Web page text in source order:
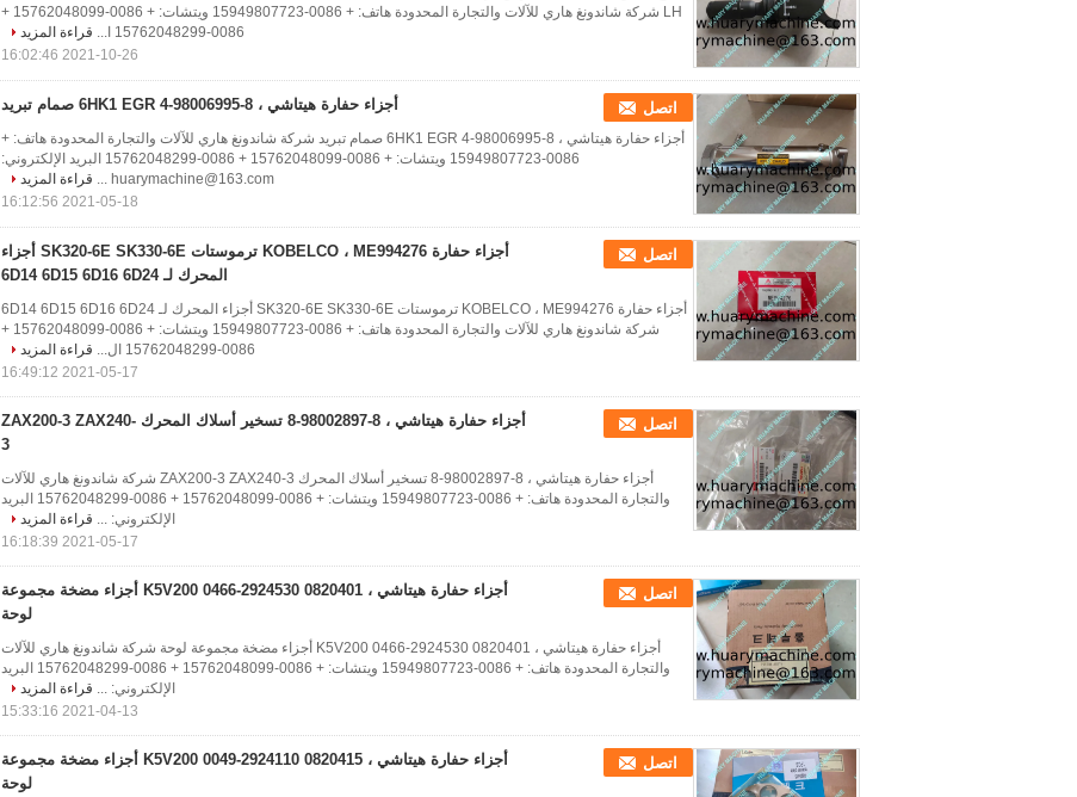
LH شركة شاندونغ هاري للآلات والتجارة المحدودة هاتف: + 0086-15949807723 ويتشات: + 0086-15762048099 +
0086-15762048299 ا...
قراءة المزيد
2021-10-26 16:02:46
أجزاء حفارة هيتاشي ، 8-98006995-4 6HK1 EGR صمام تبريد اتصل
أجزاء حفارة هيتاشي ، 8-98006995-4 6HK1 EGR صمام تبريد شركة شاندونغ هاري للآلات والتجارة المحدودة هاتف: +
0086-15949807723 ويتشات: + 0086-15762048099 + 0086-15762048299 البريد الإلكتروني:
huarymachine@163.com ...
قراءة المزيد
2021-05-18 16:12:56
أجزاء حفارة KOBELCO ، ME994276 ترموستات SK320-6E SK330-6E أجزاء
المحرك لـ 6D14 6D15 6D16 6D24
اتصل
أجزاء حفارة KOBELCO ، ME994276 ترموستات SK320-6E SK330-6E أجزاء المحرك لـ 6D14 6D15 6D16 6D24
شركة شاندونغ هاري للآلات والتجارة المحدودة هاتف: + 0086-15949807723 ويتشات: + 0086-15762048099 +
0086-15762048299 ال...
قراءة المزيد
2021-05-17 16:49:12
أجزاء حفارة هيتاشي ، 8-98002897-8 تسخير أسلاك المحرك ZAX200-3 ZAX240-
3
اتصل
أجزاء حفارة هيتاشي ، 8-98002897-8 تسخير أسلاك المحرك ZAX200-3 ZAX240-3 شركة شاندونغ هاري للآلات
والتجارة المحدودة هاتف: + 0086-15949807723 ويتشات: + 0086-15762048099 + 0086-15762048299 البريد
الإلكتروني: ... قراءة المزيد
2021-05-17 16:18:39
أجزاء حفارة هيتاشي ، 0820401 2924530-0466 K5V200 أجزاء مضخة مجموعة
لوحة
اتصل
أجزاء حفارة هيتاشي ، 0820401 2924530-0466 K5V200 أجزاء مضخة مجموعة لوحة شركة شاندونغ هاري للآلات
والتجارة المحدودة هاتف: + 0086-15949807723 ويتشات: + 0086-15762048099 + 0086-15762048299 البريد
الإلكتروني: ... قراءة المزيد
2021-04-13 15:33:16
أجزاء حفارة هيتاشي ، 0820415 2924110-0049 K5V200 أجزاء مضخة مجموعة
لوحة
اتصل